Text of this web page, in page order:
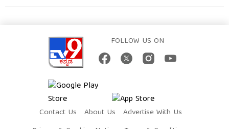
FOLLOW US ON
Contact Us About Us
Advertise With Us